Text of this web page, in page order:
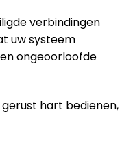
verbindingen
uw systeem
ongeoorloofde
hart bedienen,